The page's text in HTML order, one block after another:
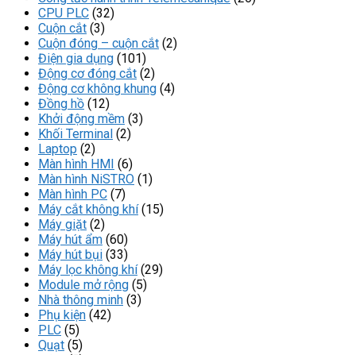
CPU PLC (32)
Cuộn cắt (3)
Cuộn đóng – cuộn cắt (2)
Điện gia dụng (101)
Động cơ đóng cắt (2)
Động cơ không khung (4)
Đồng hồ (12)
Khởi động mềm (3)
Khối Terminal (2)
Laptop (2)
Màn hình HMI (6)
Màn hình NiSTRO (1)
Màn hình PC (7)
Máy cắt không khí(15)
Máy giặt (2)
Máy hút ẩm (60)
Máy hút bụi (33)
Máy lọc không khí(29)
Module mở rộng (5)
Nhà thông minh (3)
Phụ kiện (42)
PLC (5)
Quạt (5)